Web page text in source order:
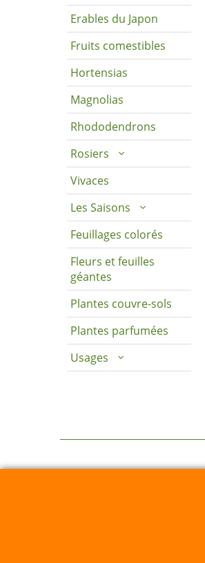
Erables du Japon
Fruits comestibles
Hortensias
Magnolias
Rhododendrons
Rosiers
Vivaces
Les Saisons
Feuillages colorés
Fleurs et feuilles
géantes
Plantes couvre-sols
Plantes parfumées
Usages